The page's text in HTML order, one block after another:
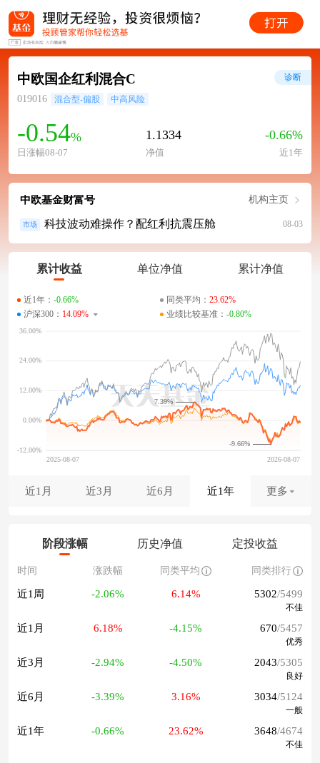
中欧国企红利混合C
019016 混合型-偏股 中高风险
-0.54%
日涨幅08-07
1.1334
净值
-0.66%
近1年
诊断
中欧基金财富号 机构主页
市场 科技波动难操作？配红利抗震压舱 08-03
累计收益 单位净值 累计净值
近1年： -0.66% 同类平均： 23.62%
沪深300： 14.09% 业绩比较基准： -0.80%
-9.66%
7.39%
近1月 近3月 近6月 近1年 更多
阶段涨幅 历史净值 定投收益
时间 涨跌幅 同类平均 同类排行
近1周 -2.06% 6.14% 5302/5499
不佳
近1月 6.18% -4.15% 670/5457
优秀
近3月 -2.94% -4.50% 2043/5305
良好
近6月 -3.39% 3.16% 3034/5124
一般
近1年 -0.66% 23.62% 3648/4674
不佳